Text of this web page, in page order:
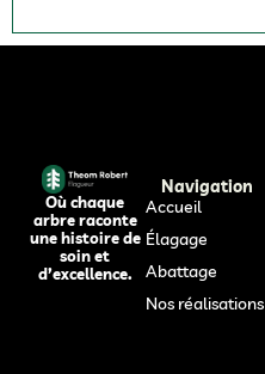
Où chaque
arbre raconte
une histoire de
soin et
d’excellence.
Navigation
Accueil
Élagage
Abattage
Nos réalisations